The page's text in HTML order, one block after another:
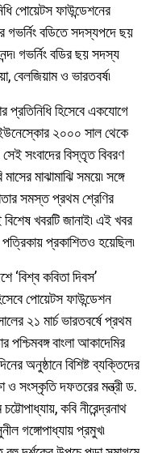
পোয়েটস ফাউন্ডেশনের
গভর্নিং বডিতে সদস্যপদে ছয়
গভর্নিং বডির ছয় সদস্য
বেলজিয়াম ও ভারতবর্ষ৷
প্রতিনিধি হিসেবে একযোগে
২০০০ সাল থেকে
সেই সংবাদের বিস্তৃত বিবরণ
মাঝামাঝি সময়ে৷ সঙ্গে
সমস্ত প্রথম শ্রেণির
খবরটি জানাই৷ এই খবর
প্রকাশিতও হয়েছিল৷
কবিতা দিবস’
পোয়েটস ফাউন্ডেশন
২১ মার্চ ভারতবর্ষে প্রথম
পশ্চিমবঙ্গ বাংলা আকাদেমির
অনুষ্ঠানে বিশিষ্ট ব্যক্তিদের
ও সংস্কৃতি দফতরের মন্ত্রী ড.
কবি নীরেন্দ্রনাথ
গঙ্গোপাধ্যায় প্রমুখ৷